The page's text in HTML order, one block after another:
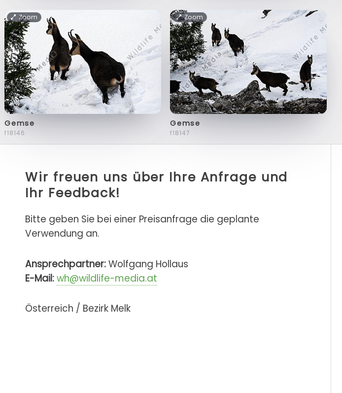
Zoom
Gemse
f18146
Zoom
Gemse
f18147
Wir freuen uns über Ihre Anfrage und
Ihr Feedback!
Bitte geben Sie bei einer Preisanfrage die geplante
Verwendung an.
Ansprechpartner:Wolfgang Hollaus
E-Mail:wh@wildlife-media.at
Österreich / Bezirk Melk